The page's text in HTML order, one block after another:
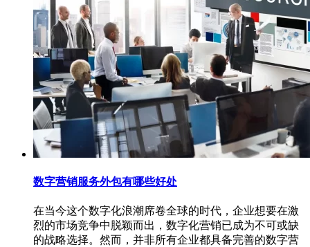
数字营销服务外包有哪些好处
在当今这个数字化浪潮席卷全球的时代，企业想要在激
烈的市场竞争中脱颖而出，数字化营销已成为不可或缺
的战略选择。然而，并非所有企业都具备完善的数字营